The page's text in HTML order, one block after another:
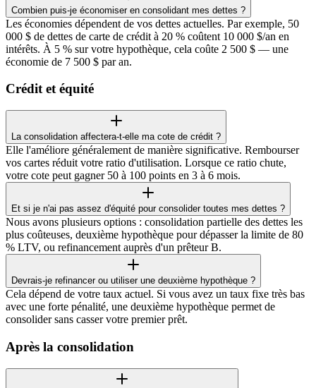
Combien puis-je économiser en consolidant mes dettes ?
Les économies dépendent de vos dettes actuelles. Par exemple, 50
000 $ de dettes de carte de crédit à 20 % coûtent 10 000 $/an en
intérêts. À 5 % sur votre hypothèque, cela coûte 2 500 $ — une
économie de 7 500 $ par an.
Crédit et équité
La consolidation affectera-t-elle ma cote de crédit ?
Elle l'améliore généralement de manière significative. Rembourser
vos cartes réduit votre ratio d'utilisation. Lorsque ce ratio chute,
votre cote peut gagner 50 à 100 points en 3 à 6 mois.
Et si je n'ai pas assez d'équité pour consolider toutes mes dettes ?
Nous avons plusieurs options : consolidation partielle des dettes les
plus coûteuses, deuxième hypothèque pour dépasser la limite de 80
% LTV, ou refinancement auprès d'un prêteur B.
Devrais-je refinancer ou utiliser une deuxième hypothèque ?
Cela dépend de votre taux actuel. Si vous avez un taux fixe très bas
avec une forte pénalité, une deuxième hypothèque permet de
consolider sans casser votre premier prêt.
Après la consolidation